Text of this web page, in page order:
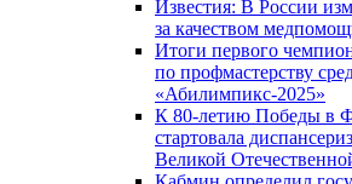
Известия: В России
за качеством
Итоги первого
по профмастерству
«Абилимпикс-2025»
К 80-летию Победы в
стартовала
Великой